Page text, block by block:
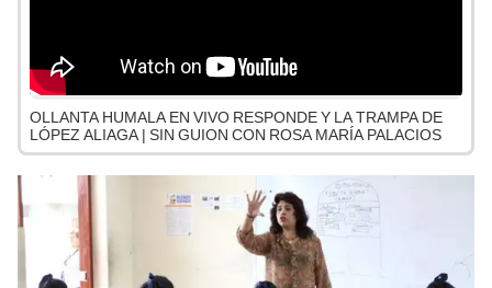
OLLANTA HUMALA EN VIVO RESPONDE Y LA TRAMPA DE
LÓPEZ ALIAGA | SIN GUION CON ROSA MARÍA PALACIOS